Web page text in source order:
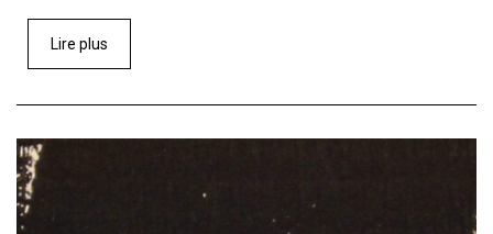
Lire plus